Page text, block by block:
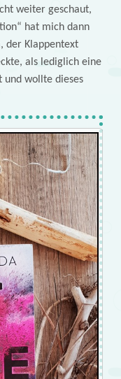
weiter geschaut,
hat mich dann
der Klappentext
als lediglich eine
und wollte dieses